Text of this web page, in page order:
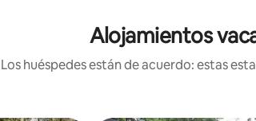
Alojamientos
Los huéspedes están de acuerdo: estas